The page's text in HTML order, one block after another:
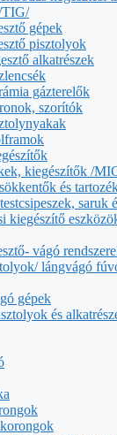
TIG/
gépek
pisztolyok
alkatrészek
gázterelők
szorítók
kiegészítők /
és
saruk
kiegészítő
vágó
lángvágó
gépek
és